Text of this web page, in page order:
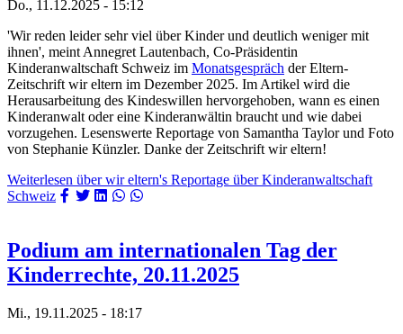
Do., 11.12.2025 - 15:12
'Wir reden leider sehr viel über Kinder und deutlich weniger mit
ihnen', meint Annegret Lautenbach, Co-Präsidentin
Kinderanwaltschaft Schweiz im Monatsgespräch der Eltern-
Zeitschrift wir eltern im Dezember 2025. Im Artikel wird die
Herausarbeitung des Kindeswillen hervorgehoben, wann es einen
Kinderanwalt oder eine Kinderanwältin braucht und wie dabei
vorzugehen. Lesenswerte Reportage von Samantha Taylor und Foto
von Stephanie Künzler. Danke der Zeitschrift wir eltern!
Weiterlesen über wir eltern's Reportage über Kinderanwaltschaft
Schweiz
Podium am internationalen Tag der
Kinderrechte, 20.11.2025
Mi., 19.11.2025 - 18:17